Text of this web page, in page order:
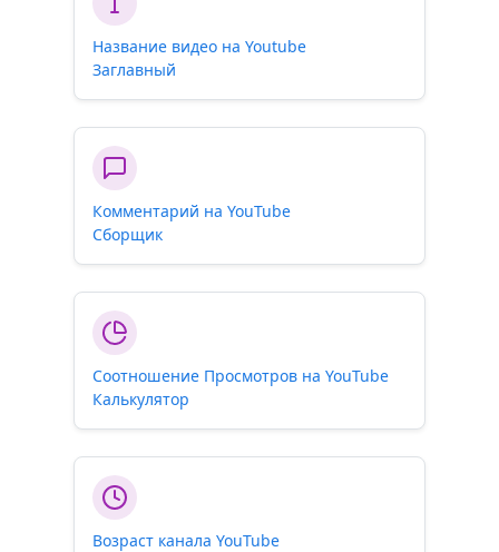
Название видео на Youtube
Заглавный
Комментарий на YouTube
Сборщик
Соотношение Просмотров на YouTube
Калькулятор
Возраст канала YouTube